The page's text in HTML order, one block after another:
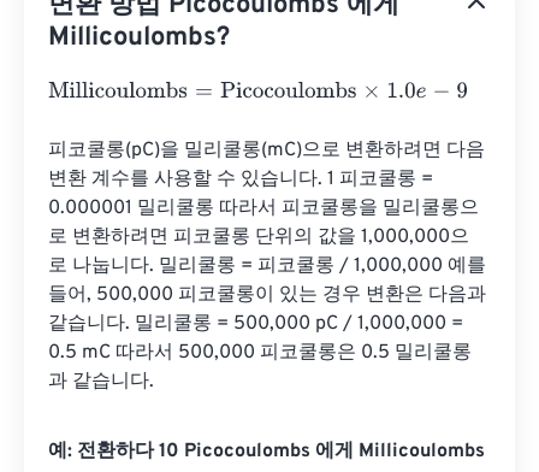
Millicoulombs?
Millicoulombs=Picocoulombs×1.0e-9
피코쿨롱(pC)을 밀리쿨롱(mC)으로 변환하려면 다음
변환 계수를 사용할 수 있습니다. 1 피코쿨롱 =
0.000001 밀리쿨롱 따라서 피코쿨롱을 밀리쿨롱으
로 변환하려면 피코쿨롱 단위의 값을 1,000,000으
로 나눕니다. 밀리쿨롱 = 피코쿨롱 / 1,000,000 예를
들어, 500,000 피코쿨롱이 있는 경우 변환은 다음과
같습니다. 밀리쿨롱 = 500,000 pC / 1,000,000 =
0.5 mC 따라서 500,000 피코쿨롱은 0.5 밀리쿨롱
과 같습니다.
예: 전환하다 10 Picocoulombs 에게 Millicoulombs